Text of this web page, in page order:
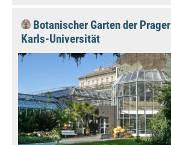
Botanischer Garten der Prager
Karls-Universität